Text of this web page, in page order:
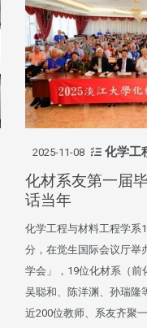
2025-11-08 化学工
化材系友第一届
话当年
化学工程与材料工程学系
分，在觉生国际会议厅举
学会」，19位化材系（前
吴聪和、陈洋渊、孙瑞隆
近200位教师、系友齐聚一